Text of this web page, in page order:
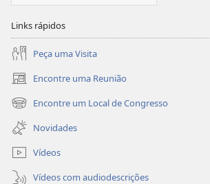
Links rápidos
Peça uma Visita
Encontre uma Reunião
(abre
nova
janela)
Encontre um Local de Congresso
(abre
nova
janela)
Novidades
Vídeos
Vídeos com audiodescrições